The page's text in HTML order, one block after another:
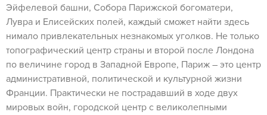
Эйфелевой башни, Собора Парижской богоматери,
Лувра и Елисейских полей, каждый сможет найти здесь
нимало привлекательных незнакомых уголков. Не только
топографический центр страны и второй после Лондона
по величине город в Западной Европе, Париж – это центр
административной, политической и культурной жизни
Франции. Практически не пострадавший в ходе двух
мировых войн, городской центр с великолепными